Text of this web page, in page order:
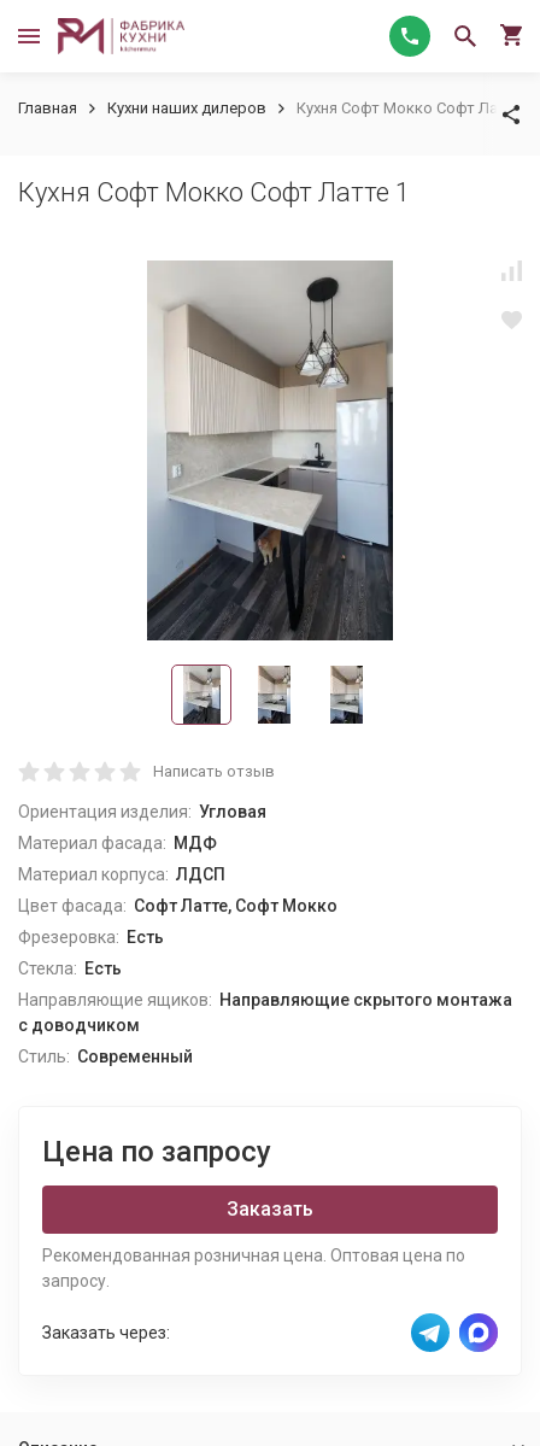
Главная Кухни наших дилеров Кухня Софт Мокко Софт Латте 1
Кухня Софт Мокко Софт Латте 1
Написать отзыв
Ориентация изделия: Угловая
Материал фасада: МДФ
Материал корпуса: ЛДСП
Цвет фасада: Софт Латте, Софт Мокко
Фрезеровка: Есть
Стекла: Есть
Направляющие ящиков: Направляющие скрытого монтажа
с доводчиком
Стиль: Современный
Цена по запросу
Заказать
Рекомендованная розничная цена. Оптовая цена по
запросу.
Заказать через: